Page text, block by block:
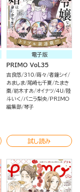
電子版
PRIMO Vol.35
吉良悠 310 蒔々 者鐘シイ
あましま 尾崎七千夏 たまき
棗 紡木すあ オイナツ 4U
陸
斗いく
バニラ梨央
PRIMO
編集部 琴子
試し読み